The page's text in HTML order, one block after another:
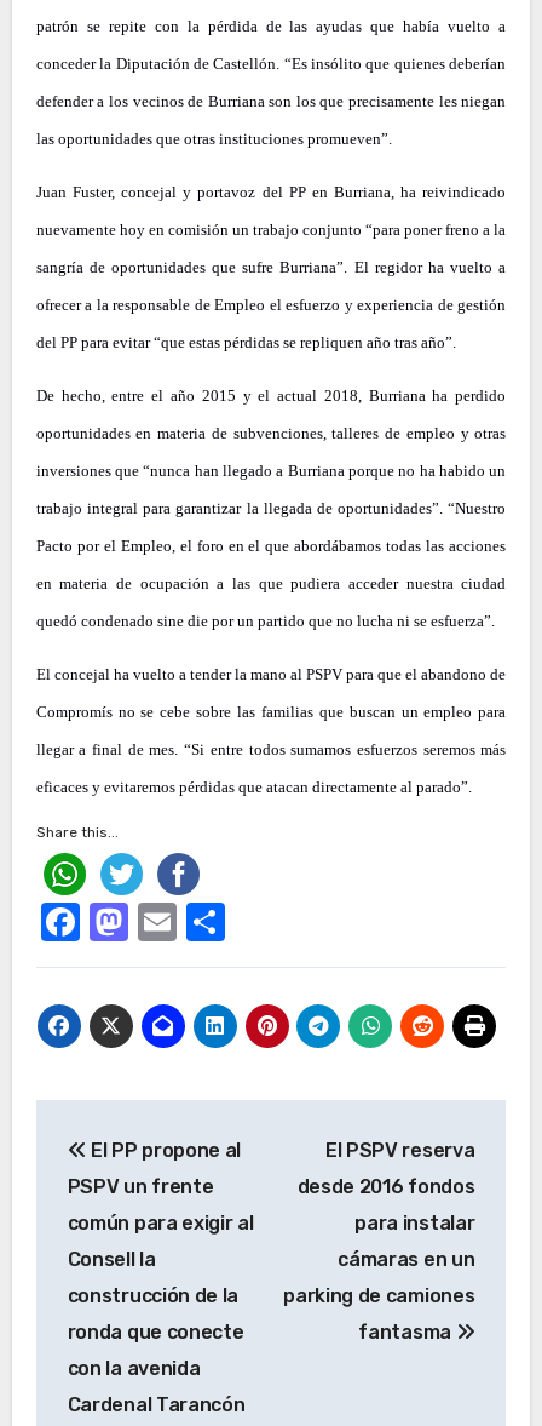
patrón se repite con la pérdida de las ayudas que había vuelto a
conceder la Diputación de Castellón. “Es insólito que quienes deberían
defender a los vecinos de Burriana son los que precisamente les niegan
las oportunidades que otras instituciones promueven”.
Juan Fuster, concejal y portavoz del PP en Burriana, ha reivindicado
nuevamente hoy en comisión un trabajo conjunto “para poner freno a la
sangría de oportunidades que sufre Burriana”. El regidor ha vuelto a
ofrecer a la responsable de Empleo el esfuerzo y experiencia de gestión
del PP para evitar “que estas pérdidas se repliquen año tras año”.
De hecho, entre el año 2015 y el actual 2018, Burriana ha perdido
oportunidades en materia de subvenciones, talleres de empleo y otras
inversiones que “nunca han llegado a Burriana porque no ha habido un
trabajo integral para garantizar la llegada de oportunidades”. “Nuestro
Pacto por el Empleo, el foro en el que abordábamos todas las acciones
en materia de ocupación a las que pudiera acceder nuestra ciudad
quedó condenado sine die por un partido que no lucha ni se esfuerza”.
El concejal ha vuelto a tender la mano al PSPV para que el abandono de
Compromís no se cebe sobre las familias que buscan un empleo para
llegar a final de mes. “Si entre todos sumamos esfuerzos seremos más
eficaces y evitaremos pérdidas que atacan directamente al parado”.
Share this...
Facebook
Mastodon
EmailCompartir
de
entradas
El PP propone al
PSPV un frente
común para exigir al
Consell la
construcción de la
ronda que conecte
con la avenida
Cardenal Tarancón
El PSPV reserva
desde 2016 fondos
para instalar
cámaras en un
parking de camiones
fantasma